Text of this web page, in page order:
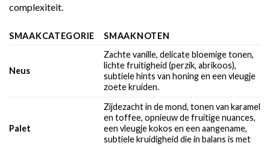
complexiteit.
SMAAKCATEGORIE SMAAKNOTEN
Neus
Zachte vanille, delicate bloemige tonen,
lichte fruitigheid (perzik, abrikoos),
subtiele hints van honing en een vleugje
zoete kruiden.
Palet
Zijdezacht in de mond, tonen van karamel
en toffee, opnieuw de fruitige nuances,
een vleugje kokos en een aangename,
subtiele kruidigheid die in balans is met